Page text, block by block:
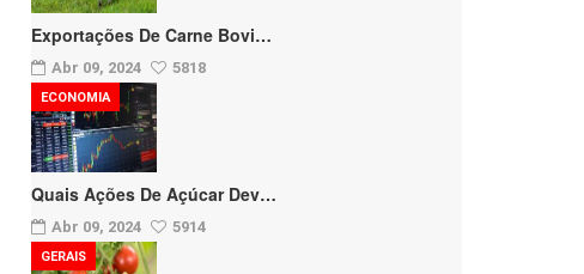
Exportações De Carne Bovi…
Abr 09, 2024 5818
Quais Ações De Açúcar Dev…
Abr 09, 2024 5914
ECONOMIA
GERAIS